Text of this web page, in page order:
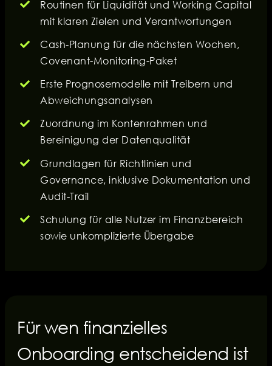
Routinen für Liquidität und Working Capital
mit klaren Zielen und Verantwortungen
Cash-Planung für die nächsten Wochen,
Covenant-Monitoring-Paket
Erste Prognosemodelle mit Treibern und
Abweichungsanalysen
Zuordnung im Kontenrahmen und
Bereinigung der Datenqualität
Grundlagen für Richtlinien und
Governance, inklusive Dokumentation und
Audit-Trail
Schulung für alle Nutzer im Finanzbereich
sowie unkomplizierte Übergabe
Für wen finanzielles
Onboarding entscheidend ist